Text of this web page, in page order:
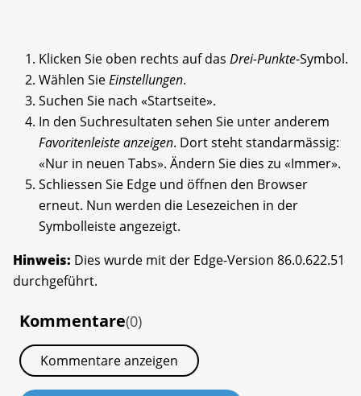
Klicken Sie oben rechts auf das Drei-Punkte-Symbol.
Wählen SieEinstellungen.
Suchen Sie nach «Startseite».
In den Suchresultaten sehen Sie unter anderem
Favoritenleiste anzeigen. Dort steht standarmässig:
«Nur in neuen Tabs». Ändern Sie dies zu «Immer».
Schliessen Sie Edge und öffnen den Browser
erneut. Nun werden die Lesezeichen in der
Symbolleiste angezeigt.
Hinweis: Dies wurde mit der Edge-Version 86.0.622.51
durchgeführt.
Kommentare(0)
Kommentare anzeigen